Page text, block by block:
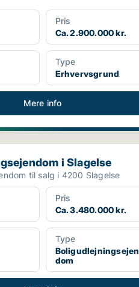
Pris
Ca. 2.900.000 kr.
Type
Erhvervsgrund
Mere info
i Slagelse
i Slagelse
til salg i 4200 Slagelse
Pris
Ca. 3.480.000 kr.
Type
Boligudlejningsejen
dom